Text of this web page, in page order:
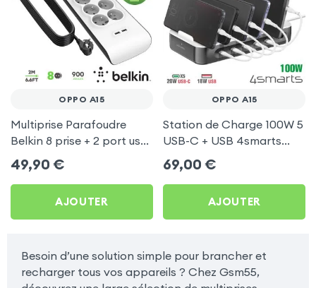
OPPO A15
Multiprise Parafoudre
Belkin 8 prise + 2 port usb
2.4A, cable de 2 metre,
Bouton d'alimentation
49,90 €
AJOUTER
OPPO A15
Station de Charge 100W 5
USB-C + USB 4smarts
pour Oppo A15
69,00 €
AJOUTER
Besoin d’une solution simple pour brancher et
recharger tous vos appareils ? Chez Gsm55,